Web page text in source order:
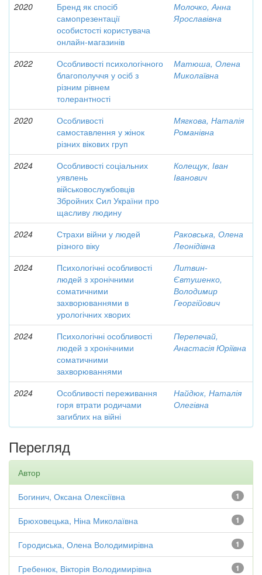
2020
Бренд як спосіб
самопрезентації
особистості користувача
онлайн-магазинів
Молочко, Анна
Ярославівна
2022
Особливості психологічного
благополуччя у осіб з
різним рівнем
толерантності
Матюша, Олена
Миколаївна
2020
Особливості
самоставлення у жінок
різних вікових груп
Мягкова, Наталія
Романівна
2024
Особливості соціальних
уявлень
військовослужбовців
Збройних Сил України про
щасливу людину
Колещук, Іван
Іванович
2024
Страхи війни у людей
різного віку
Раковська, Олена
Леонідівна
2024
Психологічні особливості
людей з хронічними
соматичними
захворюваннями в
урологічних хворих
Литвин-
Євтушенко,
Володимир
Георгійович
2024
Психологічні особливості
людей з хронічними
соматичними
захворюваннями
Перепечай,
Анастасія Юріївна
2024
Особливості переживання
горя втрати родичами
загиблих на війні
Найдюк, Наталія
Олегівна
Перегляд
Автор
1
Богинич, Оксана Олексіївна
1
Брюховецька, Ніна Миколаївна
1
Городиська, Олена Володимирівна
1
Гребенюк, Вікторія Володимирівна